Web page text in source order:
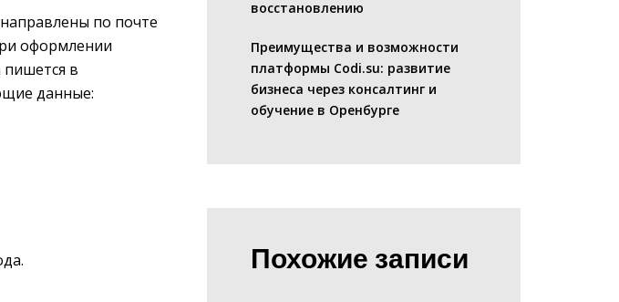
по почте
оформлении
пишется в
данные:
восстановлению
Преимущества и возможности
платформы Codi.su: развитие
бизнеса через консалтинг и
обучение в Оренбурге
Похожие записи